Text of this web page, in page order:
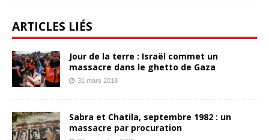
ARTICLES LIÉS
Jour de la terre : Israël commet un
massacre dans le ghetto de Gaza
31 mars 2018
Sabra et Chatila, septembre 1982 : un
massacre par procuration